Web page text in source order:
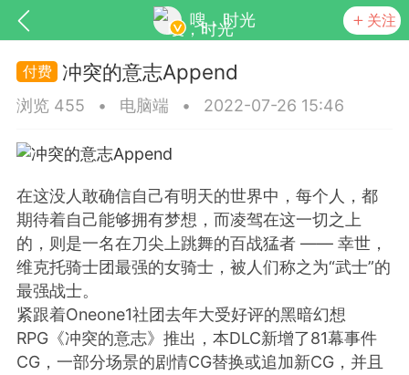
嗖，时光 关注
基于wordpress开发 你所看见
更新 商城 视频
冲突的意志Append
浏览 455 • 电脑端 • 2022-07-26 15:46
在这没人敢确信自己有明天的世界中，每个人，都
期待着自己能够拥有梦想，而凌驾在这一切之上
的，则是一名在刀尖上跳舞的百战猛者 —— 幸世，
维克托骑士团最强的女骑士，被人们称之为“武士”的
最强战士。
紧跟着Oneone1社团去年大受好评的黑暗幻想
RPG《冲突的意志》推出，本DLC新增了81幕事件
CG，一部分场景的剧情CG替换或追加新CG，并且